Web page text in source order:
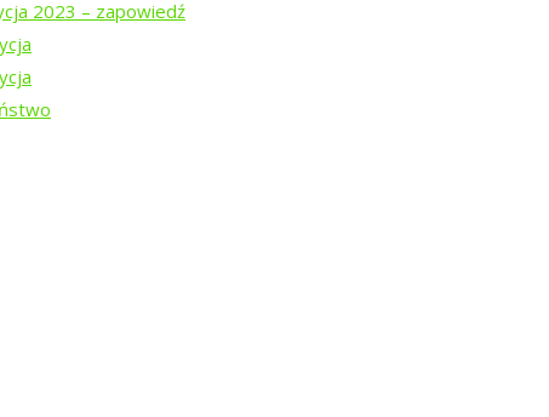
2023 – zapowiedź
Isajewem
Mucharskim